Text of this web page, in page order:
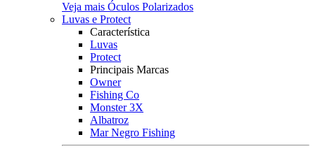
Veja mais Óculos Polarizados
Luvas e Protect
Característica
Luvas
Protect
Principais Marcas
Owner
Fishing Co
Monster 3X
Albatroz
Mar Negro Fishing